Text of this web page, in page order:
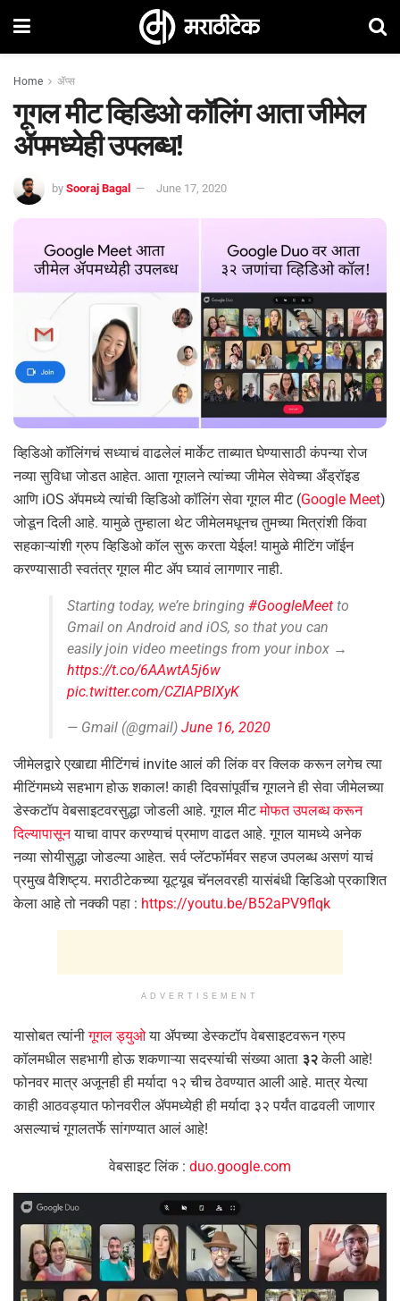
Home ॲप्स
गूगल मीट व्हिडिओ कॉलिंग आता जीमेल
ॲपमध्येही उपलब्ध!
by Sooraj Bagal June 17, 2020
व्हिडिओ कॉलिंगचं सध्याचं वाढलेलं मार्केट ताब्यात घेण्यासाठी कंपन्या रोज
नव्या सुविधा जोडत आहेत. आता गूगलने त्यांच्या जीमेल सेवेच्या अँड्रॉइड
आणि iOS ॲपमध्ये त्यांची व्हिडिओ कॉलिंग सेवा गूगल मीट (Google Meet)
जोडून दिली आहे. यामुळे तुम्हाला थेट जीमेलमधूनच तुमच्या मित्रांशी किंवा
सहकाऱ्यांशी ग्रुप व्हिडिओ कॉल सुरू करता येईल! यामुळे मीटिंग जॉईन
करण्यासाठी स्वतंत्र गूगल मीट ॲप घ्यावं लागणार नाही.
Starting today, we’re bringing #GoogleMeet to
Gmail on Android and iOS, so that you can
easily join video meetings from your inbox →
https://t.co/6AAwtA5j6w
pic.twitter.com/CZlAPBlXyK
— Gmail (@gmail) June 16, 2020
जीमेलद्वारे एखाद्या मीटिंगचं invite आलं की लिंक वर क्लिक करून लगेच त्या
मीटिंगमध्ये सहभाग होऊ शकाल! काही दिवसांपूर्वीच गूगलने ही सेवा जीमेलच्या
डेस्कटॉप वेबसाइटवरसुद्धा जोडली आहे. गूगल मीटमोफत उपलब्ध करून
दिल्यापासूनयाचा वापर करण्याचं प्रमाण वाढत आहे. गूगल यामध्ये अनेक
नव्या सोयीसुद्धा जोडल्या आहेत. सर्व प्लॅटफॉर्मवर सहज उपलब्ध असणं याचं
प्रमुख वैशिष्ट्य. मराठीटेकच्या यूट्यूब चॅनलवरही यासंबंधी व्हिडिओ प्रकाशित
केला आहे तो नक्की पहा : https://youtu.be/B52aPV9flqk
ADVERTISEMENT
यासोबत त्यांनीगूगल ड्युओया ॲपच्या डेस्कटॉप वेबसाइटवरून ग्रुप
कॉलमधील सहभागी होऊ शकणाऱ्या सदस्यांची संख्या आता ३२केली आहे!
फोनवर मात्र अजूनही ही मर्यादा १२ चीच ठेवण्यात आली आहे. मात्र येत्या
काही आठवड्यात फोनवरील ॲपमध्येही ही मर्यादा ३२ पर्यंत वाढवली जाणार
असल्याचं गूगलतर्फे सांगण्यात आलं आहे!
वेबसाइट लिंक : duo.google.com